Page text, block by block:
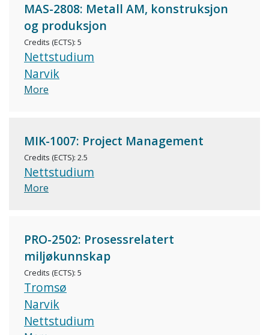
MAS-2808: Metall AM, konstruksjon
og produksjon
Credits (ECTS): 5
Nettstudium
Narvik
More
MIK-1007: Project Management
Credits (ECTS): 2.5
Nettstudium
More
PRO-2502: Prosessrelatert
miljøkunnskap
Credits (ECTS): 5
Tromsø
Narvik
Nettstudium